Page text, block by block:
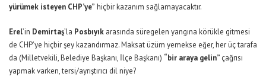
yürümek isteyen CHP’ye” hiçbir kazanım sağlamayacaktır.
Erel’in Demirtaş’la Posbıyık arasında süregelen yangına körükle gitmesi
de CHP’ye hiçbir şey kazandırmaz. Maksat üzüm yemekse eğer, her üç tarafa
da (Milletvekili, Belediye Başkanı, İlçe Başkanı) “bir araya gelin” çağrısı
yapmak varken, tersi/ayrıştırıcı dil niye?